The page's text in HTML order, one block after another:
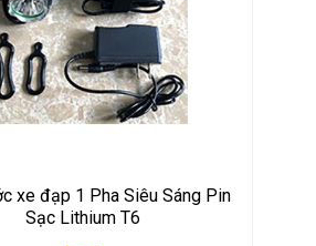
xe đạp 1 Pha Siêu Sáng Pin
Sạc Lithium T6